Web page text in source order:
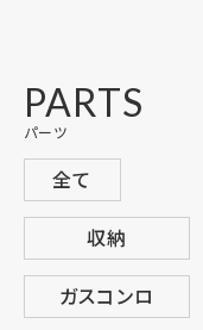
PARTS
パーツ
全て
収納
ガスコンロ